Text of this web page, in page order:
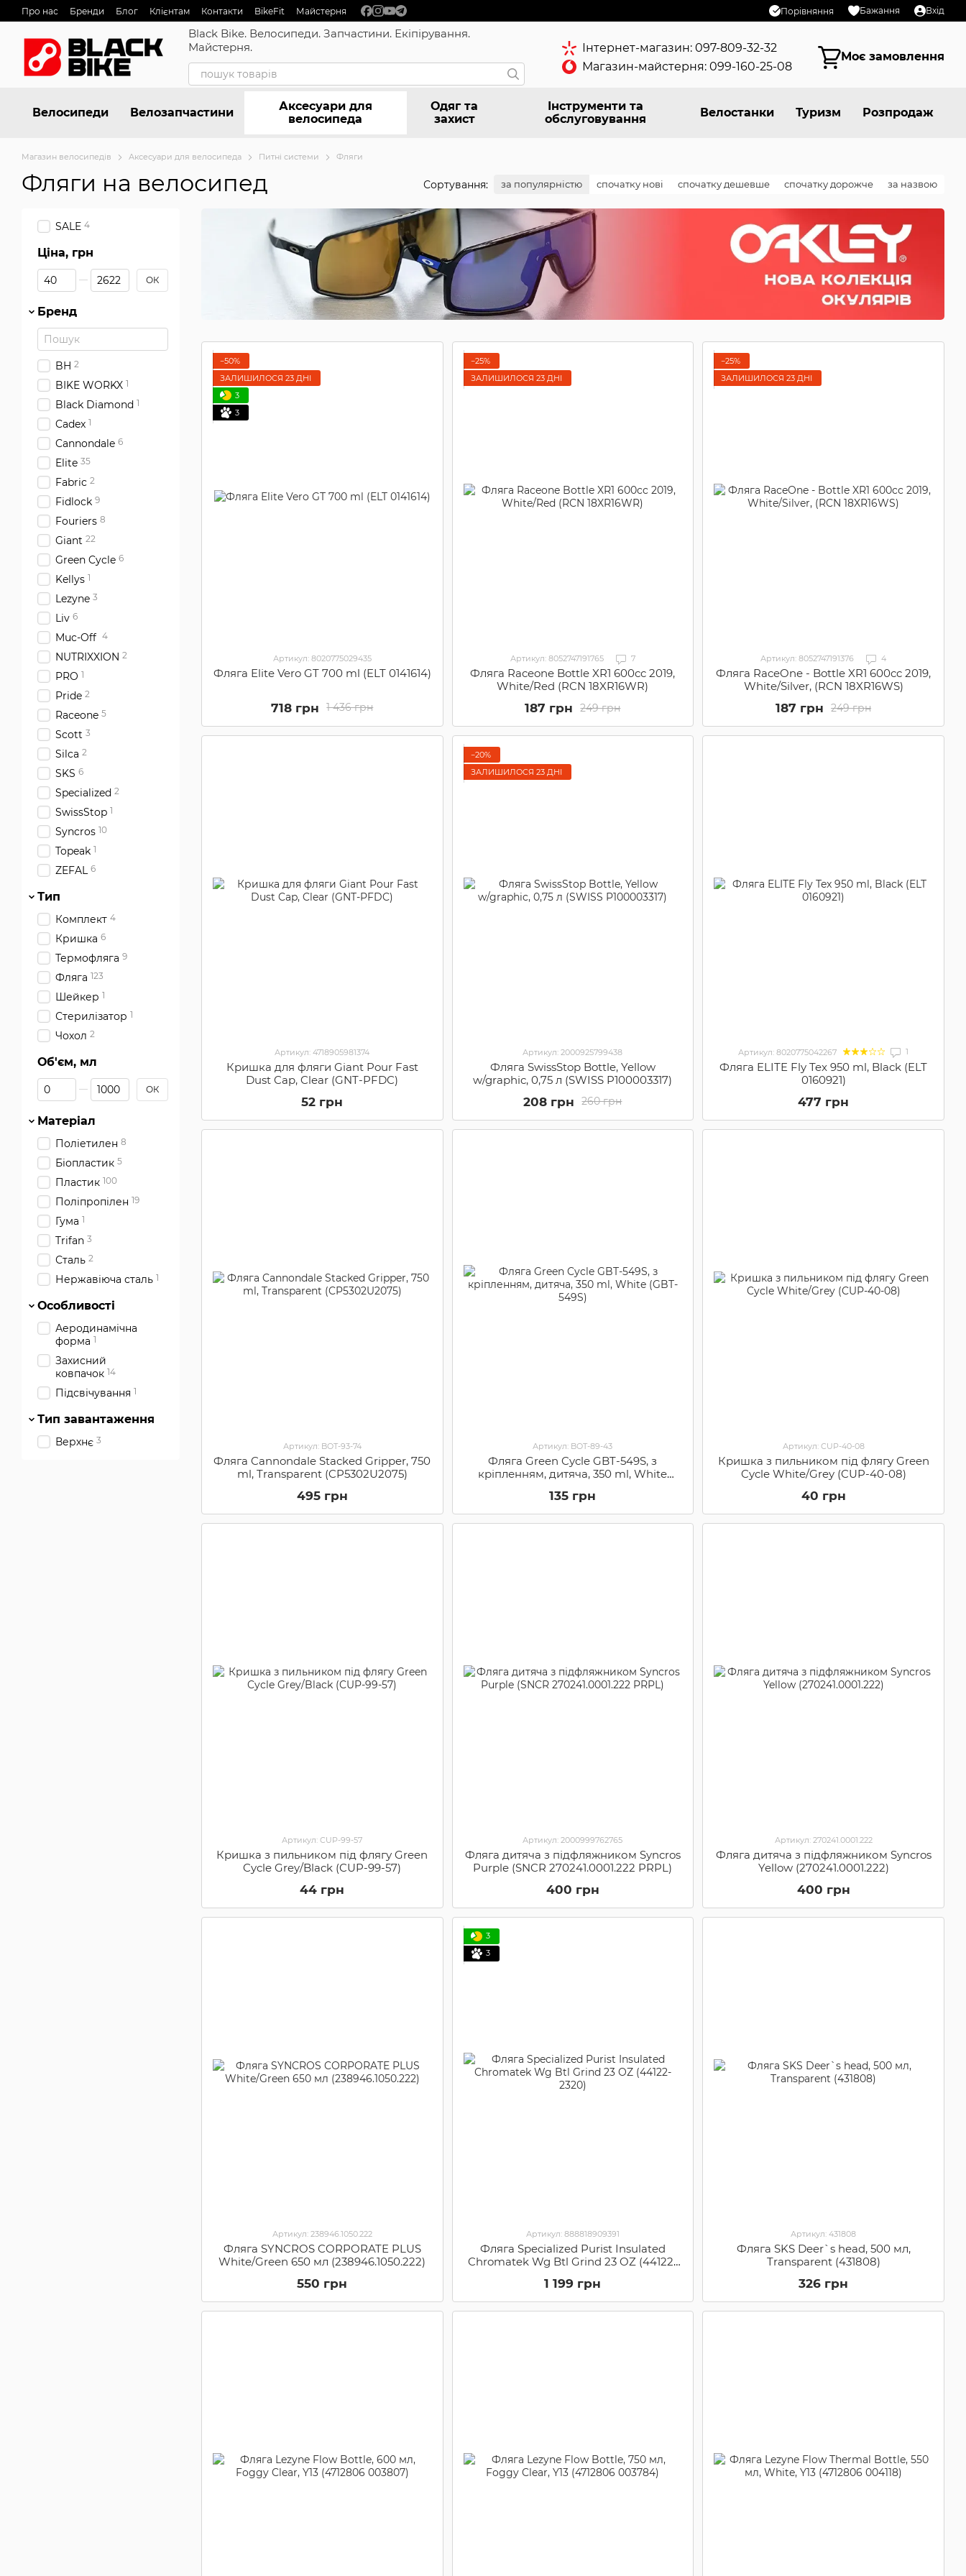
Перейти до основного контенту
Про нас Бренди Блог Клієнтам Контакти BikeFit Майстерня Порівняння Бажання Вхід
Black Bike. Велосипеди. Запчастини. Екіпірування.
Майстерня.
Інтернет-магазин: 097-809-32-32
Магазин-майстерня: 099-160-25-08
Моє замовлення
Велосипеди Велозапчастини
Аксесуари для
велосипеда
Одяг та
захист
Інструменти та
обслуговування
Велостанки Туризм Розпродаж
Магазин велосипедів Аксесуари для велосипеда Питні системи Фляги
Фляги на велосипед Сортування: за популярністю спочатку нові спочатку дешевше спочатку дорожче за назвою
−50%
ЗАЛИШИЛОСЯ 23 ДНІ
3
3
Артикул: 8020775029435
Фляга Elite Vero GT 700 ml (ELT 0141614)
1 436 грн
718 грн
−25%
ЗАЛИШИЛОСЯ 23 ДНІ
Артикул: 8052747191765 7
Фляга Raceone Bottle XR1 600cc 2019,
White/Red (RCN 18XR16WR)
249 грн
187 грн
−25%
ЗАЛИШИЛОСЯ 23 ДНІ
Артикул: 8052747191376 4
Фляга RaceOne - Bottle XR1 600cc 2019,
White/Silver, (RCN 18XR16WS)
249 грн
187 грн
Артикул: 4718905981374
Кришка для фляги Giant Pour Fast
Dust Cap, Clear (GNT-PFDC)
52 грн
−20%
ЗАЛИШИЛОСЯ 23 ДНІ
Артикул: 2000925799438
Фляга SwissStop Bottle, Yellow
w/graphic, 0,75 л (SWISS P100003317)
260 грн
208 грн
Артикул: 8020775042267 1
Фляга ELITE Fly Tex 950 ml, Black (ELT
0160921)
477 грн
Артикул: BOT-93-74
Фляга Cannondale Stacked Gripper, 750
ml, Transparent (CP5302U2075)
495 грн
Артикул: BOT-89-43
Фляга Green Cycle GBT-549S, з
кріпленням, дитяча, 350 ml, White
135 грн
Артикул: CUP-40-08
Кришка з пильником під флягу Green
Cycle White/Grey (CUP-40-08)
40 грн
Артикул: CUP-99-57
Кришка з пильником під флягу Green
Cycle Grey/Black (CUP-99-57)
44 грн
Артикул: 2000999762765
Фляга дитяча з підфляжником Syncros
Purple (SNCR 270241.0001.222 PRPL)
400 грн
Артикул: 270241.0001.222
Фляга дитяча з підфляжником Syncros
Yellow (270241.0001.222)
400 грн
Артикул: 238946.1050.222
Фляга SYNCROS CORPORATE PLUS
White/Green 650 мл (238946.1050.222)
550 грн
3
3
Артикул: 888818909391
Фляга Specialized Purist Insulated
Chromatek Wg Btl Grind 23 OZ (44122-
1 199 грн
Артикул: 431808
Фляга SKS Deer`s head, 500 мл,
Transparent (431808)
326 грн
SALE 4
Ціна, грн
Від Ціна, грн
До Ціна, грн ОК
Бренд
BH 2
BIKE WORKX 1
Black Diamond 1
Cadex 1
Cannondale 6
Elite 35
Fabric 2
Fidlock 9
Fouriers 8
Giant 22
Green Cycle 6
Kellys 1
Lezyne 3
Liv 6
Muc-Off 4
NUTRIXXION 2
PRO 1
Pride 2
Raceone 5
Scott 3
Silca 2
SKS 6
Specialized 2
SwissStop 1
Syncros 10
Topeak 1
ZEFAL 6
Тип
Комплект 4
Кришка 6
Термофляга 9
Фляга 123
Шейкер 1
Стерилізатор 1
Чохол 2
Об'єм, мл
Від Об'єм, мл
До Об'єм, мл ОК
Матеріал
Поліетилен 8
Біопластик 5
Пластик 100
Поліпропілен 19
Гума 1
Trifan 3
Сталь 2
Нержавіюча сталь 1
Особливості
Аеродинамічна
форма 1
Захисний
ковпачок 14
Підсвічування 1
Тип завантаження
Верхнє 3